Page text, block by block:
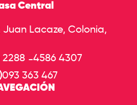
Central
Juan Lacaze, Colonia,
2288 -4586 4307
093 363 467